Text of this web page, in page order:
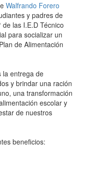
Walfrando Forero
y padres de
las I.E.D Técnico
para socializar un
de Alimentación
la entrega de
y brindar una ración
una transformación
escolar y
de nuestros
beneficios: